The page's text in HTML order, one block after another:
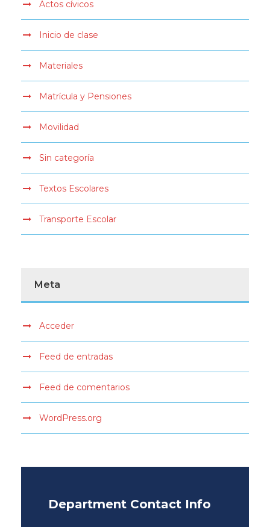
Actos cívicos
Inicio de clase
Materiales
Matrícula y Pensiones
Movilidad
Sin categoría
Textos Escolares
Transporte Escolar
Meta
Acceder
Feed de entradas
Feed de comentarios
WordPress.org
Department Contact Info